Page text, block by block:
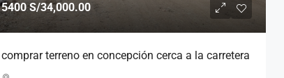
5400S/34,000.00
comprar terreno en concepción cerca a la carretera